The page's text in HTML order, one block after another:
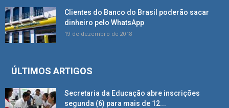
Clientes do Banco do Brasil poderão sacar
dinheiro pelo WhatsApp
19 de dezembro de 2018
ÚLTIMOS ARTIGOS
Secretaria da Educação abre inscrições
segunda (6) para mais de 12...